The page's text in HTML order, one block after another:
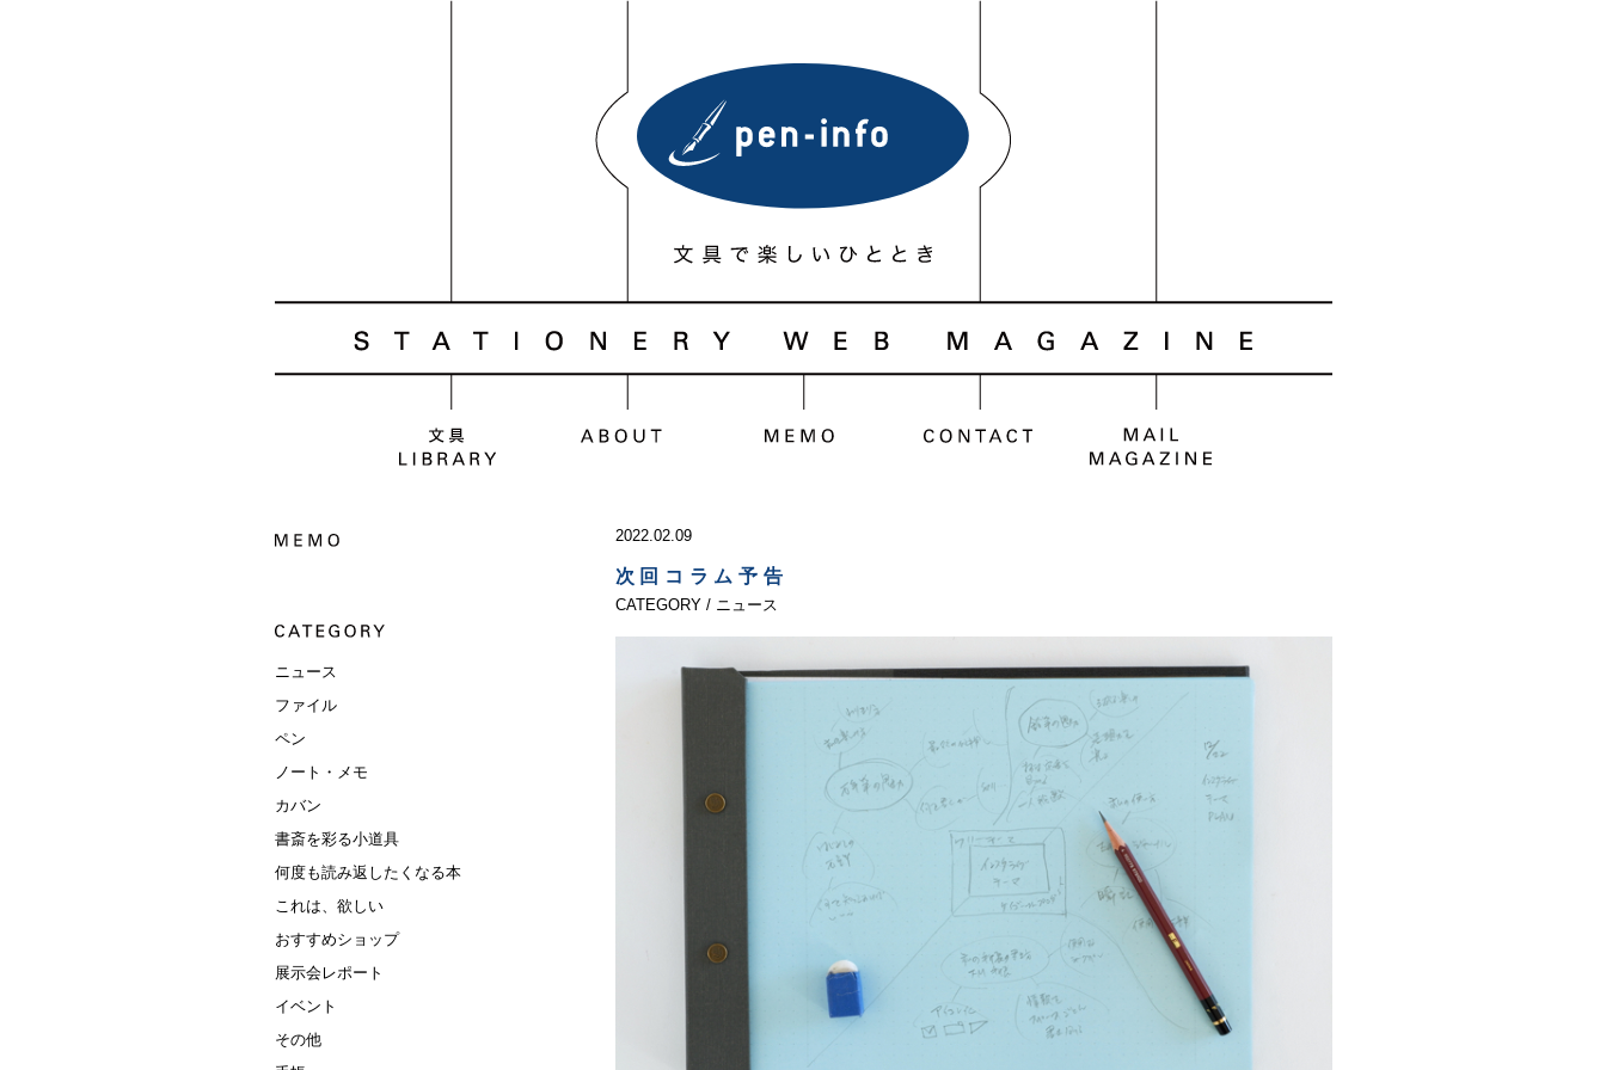
2022.02.09
次回コラム予告
CATEGORY / ニュース
ニュース
ファイル
ペン
ノート・メモ
カバン
書斎を彩る小道具
何度も読み返したくなる本
これは、欲しい
おすすめショップ
展示会レポート
イベント
その他